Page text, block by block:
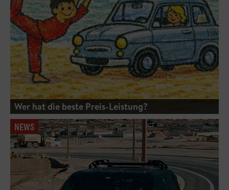
Wer hat die beste Preis-Leistung?
NEWS